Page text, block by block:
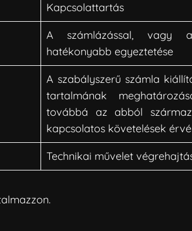
Kapcsolattartás
A számlázással, vagy a
hatékonyabb egyeztetése
A szabályszerű számla
tartalmának
továbbá az abból
kapcsolatos követelések
Technikai művelet